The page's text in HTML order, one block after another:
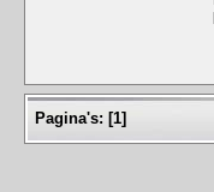
Pagina's: [1]